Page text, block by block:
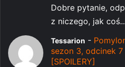
Dobre pytanie,
z niczego, jak coś...
Tessarion -
sezon 3, odcinek 7
[SPOILERY]